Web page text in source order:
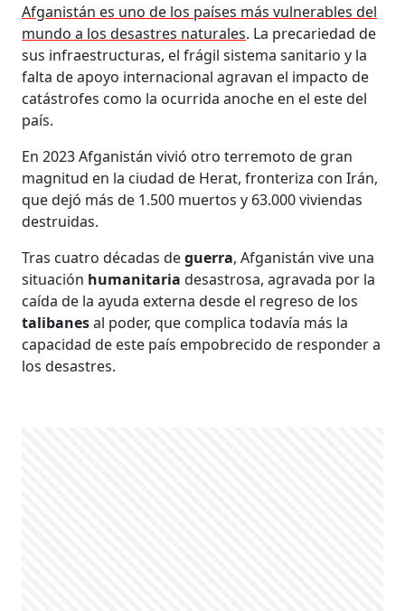
Afganistán es uno de los países más vulnerables del
mundo a los desastres naturales. La precariedad de
sus infraestructuras, el frágil sistema sanitario y la
falta de apoyo internacional agravan el impacto de
catástrofes como la ocurrida anoche en el este del
país.
En 2023 Afganistán vivió otro terremoto de gran
magnitud en la ciudad de Herat, fronteriza con Irán,
que dejó más de 1.500 muertos y 63.000 viviendas
destruidas.
Tras cuatro décadas deguerra, Afganistán vive una
situación humanitariadesastrosa, agravada por la
caída de la ayuda externa desde el regreso de los
talibanesal poder, que complica todavía más la
capacidad de este país empobrecido de responder a
los desastres.